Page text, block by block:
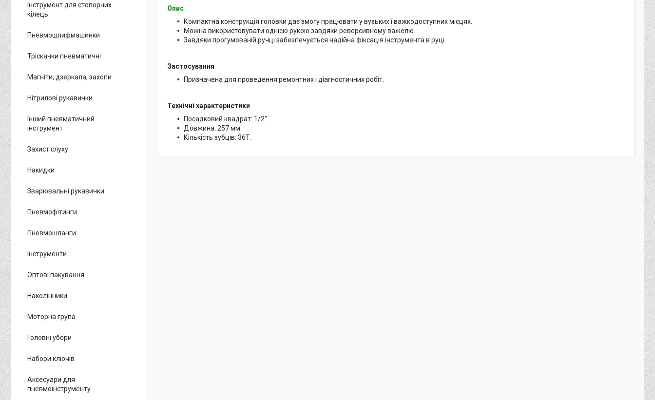
Опис
Компактна конструкція головки дає змогу працювати у вузьких і важкодоступних місцях.
Можна використовувати однією рукою завдяки реверсивному важелю.
Завдяки прогумованій ручці забезпечується надійна фіксація інструмента в руці.
Застосування
Призначена для проведення ремонтних і діагностичних робіт.
Технічні характеристики
Посадковий квадрат: 1/2".
Довжина: 257 мм.
Кількість зубців: 36Т.
Інструмент для стопорних
кілець
Пневмошлифмашинки
Тріскачки пневматичні
Магніти, дзеркала, захопи
Нітрилові рукавички
Інший пневматичний
інструмент
Захист слуху
Накидки
Зварювальні рукавички
Пневмофітинги
Пневмошланги
Інструменти
Оптові пакування
Наколінники
Моторна група
Головні убори
Набори ключів
Аксесуари для
пневмоінструменту